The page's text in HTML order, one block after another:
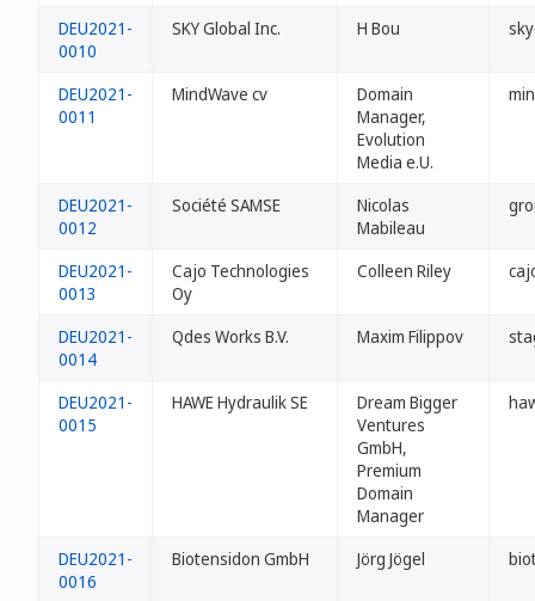
DEU2021-
0010
SKY Global Inc. H Bou
DEU2021-
0011
MindWave cv
Domain
Manager,
Evolution
Media e.U.
DEU2021-
0012
Société SAMSE
Nicolas
Mabileau
DEU2021-
0013
Cajo Technologies
Oy
Colleen Riley
DEU2021-
0014
Qdes Works B.V. Maxim Filippov
DEU2021-
0015
HAWE Hydraulik SE
Dream Bigger
Ventures
GmbH,
Premium
Domain
Manager
DEU2021-
0016
Biotensidon GmbH Jörg Jögel